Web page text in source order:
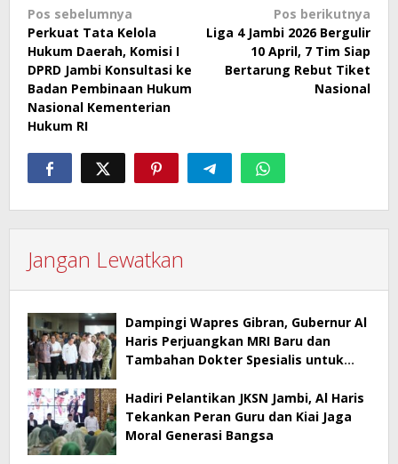
Navigasi
pos
Pos sebelumnya
Perkuat Tata Kelola
Hukum Daerah, Komisi I
DPRD Jambi Konsultasi ke
Badan Pembinaan Hukum
Nasional Kementerian
Hukum RI
Pos berikutnya
Liga 4 Jambi 2026 Bergulir
10 April, 7 Tim Siap
Bertarung Rebut Tiket
Nasional
Jangan Lewatkan
Dampingi Wapres Gibran, Gubernur Al
Haris Perjuangkan MRI Baru dan
Tambahan Dokter Spesialis untuk
Hadiri Pelantikan JKSN Jambi, Al Haris
Tekankan Peran Guru dan Kiai Jaga
Moral Generasi Bangsa